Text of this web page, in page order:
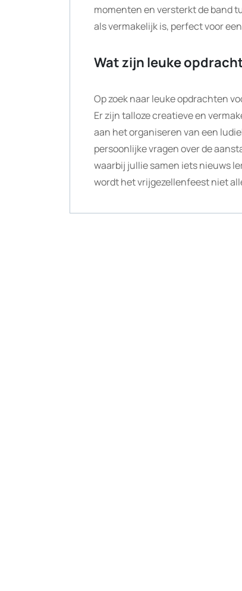
momenten en versterkt de band
als vermakelijk is, perfect voor
Wat zijn leuke
Op zoek naar leuke opdrachten
Er zijn talloze creatieve en
aan het organiseren van een
persoonlijke vragen over de
waarbij jullie samen iets nieuws
wordt het vrijgezellenfeest niet